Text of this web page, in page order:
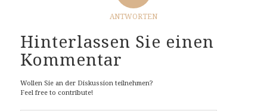
ANTWORTEN
Hinterlassen Sie einen
Kommentar
Wollen Sie an der Diskussion teilnehmen?
Feel free to contribute!